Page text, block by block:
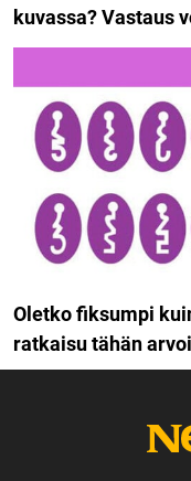
kuvassa? Vastaus
Oletko fiksumpi
ratkaisu tähän